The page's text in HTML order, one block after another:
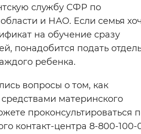
службу СФР по
и НАО. Если семья
на обучение сразу
понадобится подать
ребенка.
вопросы о том, как
материнского
проконсультироваться
контакт-центра 8-800-100-